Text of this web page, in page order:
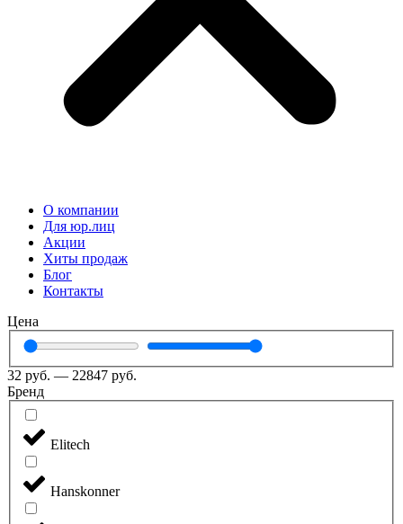
О компании
Для юр.лиц
Акции
Хиты продаж
Блог
Контакты
Цена
32 руб. — 22847 руб.
Бренд
Elitech
Hanskonner